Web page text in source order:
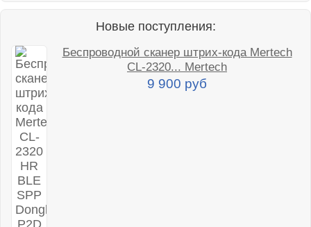
Новые поступления:
Беспроводной сканер штрих-кода Mertech
CL-2320... Mertech
9 900 руб